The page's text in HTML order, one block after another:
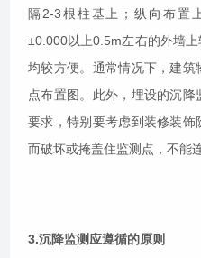
隔2-3根柱基上；纵向布置
±0.000以上0.5m左右的外墙
均较方便。通常情况下，建筑
点布置图。此外，埋设的沉
要求，特别要考虑到装修装
而破坏或掩盖住监测点，不能
3.沉降监测应遵循的原则